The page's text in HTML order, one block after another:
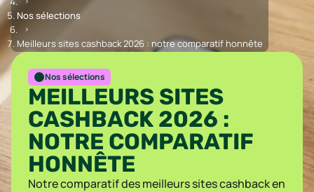
Nos sélections
Meilleurs sites cashback 2026 : notre comparatif honnête
Nos sélections
MEILLEURS SITES
CASHBACK 2026 :
NOTRE COMPARATIF
HONNÊTE
Notre comparatif des meilleurs sites cashback en